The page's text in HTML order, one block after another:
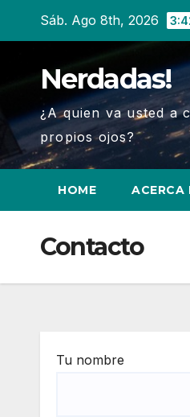
Sáb. Ago 8th, 2026
Nerdadas!
¿A quien va usted a
propios ojos?
HOME ACERCA
Contacto
Tu nombre